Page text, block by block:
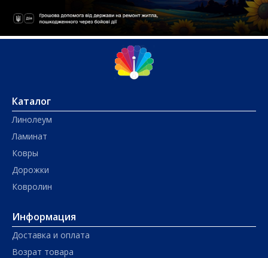
Каталог
Линолеум
Ламинат
Ковры
Дорожки
Ковролин
Информация
Доставка и оплата
Возрат товара